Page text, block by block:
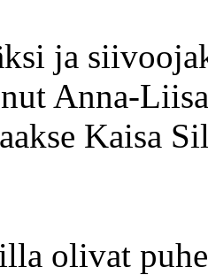
ja
Anna-
Kaisa
olivat